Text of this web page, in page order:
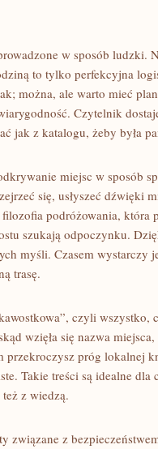
w sposób ludzki.
to tylko perfekcyjna
można, ale warto mieć
Czytelnik
jak z katalogu, żeby była
miejsc w sposób
się, usłyszeć dźwięki
podróżowania, która
szukają odpoczynku.
myśli. Czasem wystarczy
trasę.
czyli wszystko,
wzięła się nazwa
przekroczysz próg lokalnej
Takie treści są idealne
z wiedzą.
związane z